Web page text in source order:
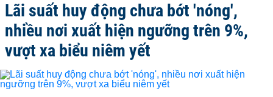
Lãi suất huy động chưa bớt 'nóng',
nhiều nơi xuất hiện ngưỡng trên 9%,
vượt xa biểu niêm yết